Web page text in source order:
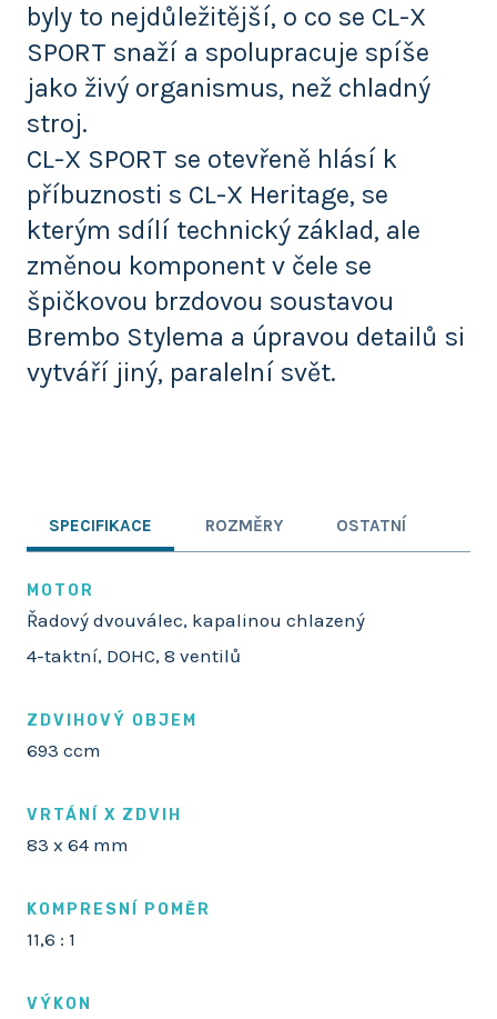
byly to nejdůležitější, o co se CL-X
SPORT snaží a spolupracuje spíše
jako živý organismus, než chladný
stroj.
CL-X SPORT se otevřeně hlásí k
příbuznosti s CL-X Heritage, se
kterým sdílí technický základ, ale
změnou komponent v čele se
špičkovou brzdovou soustavou
Brembo Stylema a úpravou detailů si
vytváří jiný, paralelní svět.
SPECIFIKACE ROZMĚRY OSTATNÍ
MOTOR
Řadový dvouválec, kapalinou chlazený
4-taktní, DOHC, 8 ventilů
ZDVIHOVÝ OBJEM
693 ccm
VRTÁNÍ X ZDVIH
83 x 64 mm
KOMPRESNÍ POMĚR
11,6 : 1
VÝKON